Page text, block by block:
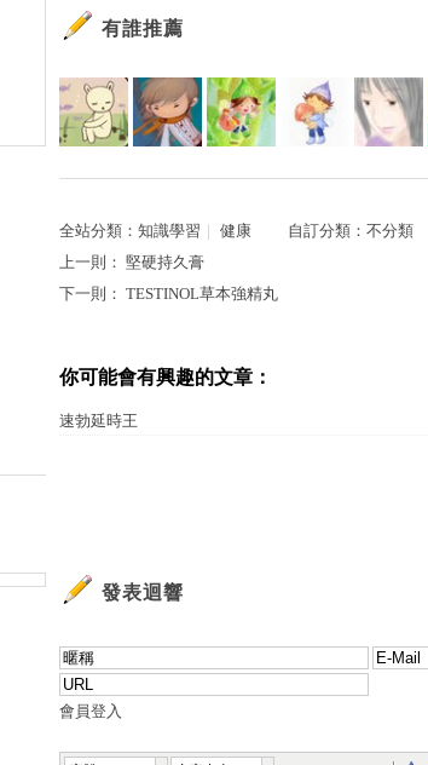
有誰推薦
全站分類： 知識學習 ｜ 健康 自訂分類： 不分類
上一則： 堅硬持久膏
下一則： TESTINOL草本強精丸
你可能會有興趣的文章：
速勃延時王
發表迴響
會員登入